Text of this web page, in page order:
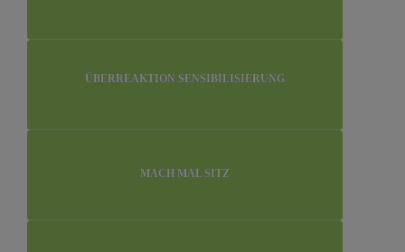
ÜBERREAKTION SENSIBILISIERUNG
MACH MAL SITZ